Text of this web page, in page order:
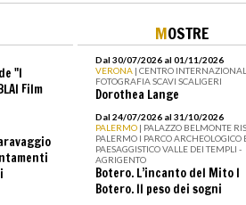
"I
Film
MOSTRE
Dal 30/07/2026 al 01/11/2026
VERONA | CENTRO
FOTOGRAFIA SCAVI SCALIGERI
Dorothea Lange
Dal 24/07/2026 al 31/10/2026
PALERMO | PALAZZO BELMONTE
PALERMO I PARCO ARCHEOLOGICO
PAESAGGISTICO VALLE DEI TEMPLI -
AGRIGENTO
Botero. L’incanto del Mito I
Botero. Il peso dei sogni